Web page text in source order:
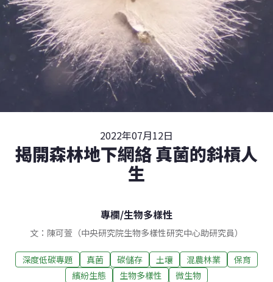
2022年07月12日
揭開森林地下網絡 真菌的斜槓人
生
專欄/生物多樣性
文：陳可萱（中央研究院生物多樣性研究中心助研究員）
深度低碳專題 真菌 碳儲存 土壤 混農林業
保育
繽紛生態
生物多樣性 微生物